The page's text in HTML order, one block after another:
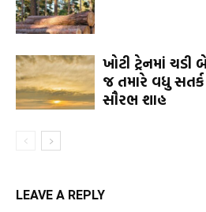
ખોટી ટ્રેનમાં
જ તમારે વધુ
સૌરભ શાહ
LEAVE A REPLY